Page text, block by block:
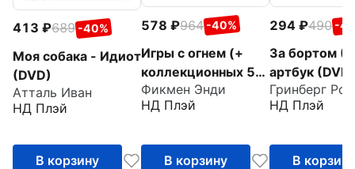
413 689 -40%
Моя собака - Идиот
(DVD)
Атталь Иван
НД Плэй
В корзину
578 964 -40%
Игры с огнем (+
коллекционных 5
карточек) (DVD)
Фикмен Энди
НД Плэй
В корзину
294 490 -
За бортом
артбук (DVD)
Гринберг Роб
НД Плэй
В корзину